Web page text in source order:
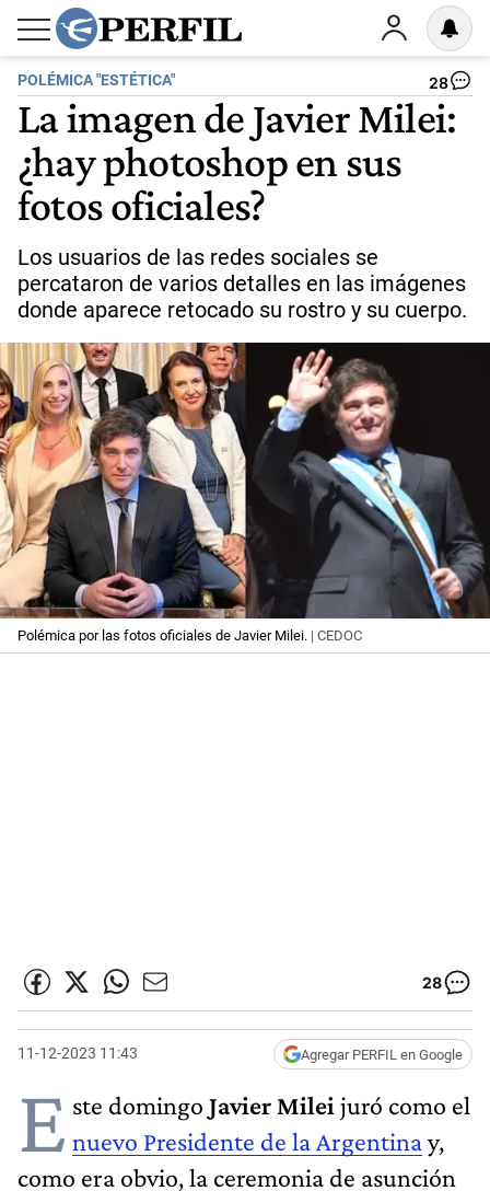
POLÉMICA "ESTÉTICA" 28
La imagen de Javier Milei:
¿hay photoshop en sus
fotos oficiales?
Los usuarios de las redes sociales se
percataron de varios detalles en las imágenes
donde aparece retocado su rostro y su cuerpo.
Polémica por las fotos oficiales de Javier Milei. | CEDOC
28
11-12-2023 11:43 Agregar PERFIL en Google
E ste domingo Javier Milei juró como el
nuevo Presidente de la Argentinay,
como era obvio, la ceremonia de asunción